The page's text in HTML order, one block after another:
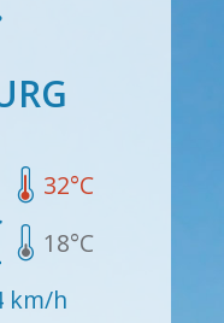
32°C
18°C
km/h